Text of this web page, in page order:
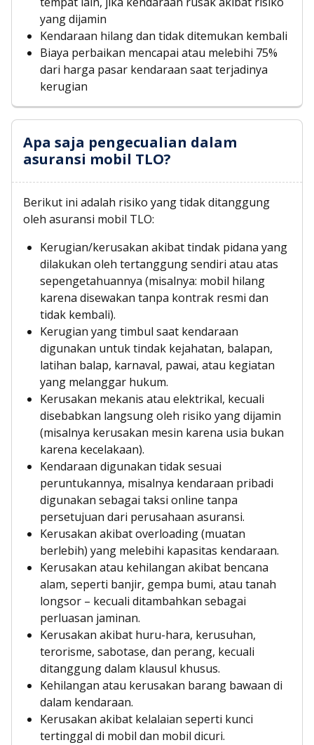
yang dijamin
Kendaraan hilang dan tidak ditemukan kembali
Biaya perbaikan mencapai atau melebihi 75%
dari harga pasar kendaraan saat terjadinya
kerugian
Apa saja pengecualian dalam
asuransi mobil TLO?
Berikut ini adalah risiko yang tidak ditanggung
oleh asuransi mobil TLO:
Kerugian/kerusakan akibat tindak pidana yang
dilakukan oleh tertanggung sendiri atau atas
sepengetahuannya (misalnya: mobil hilang
karena disewakan tanpa kontrak resmi dan
tidak kembali).
Kerugian yang timbul saat kendaraan
digunakan untuk tindak kejahatan, balapan,
latihan balap, karnaval, pawai, atau kegiatan
yang melanggar hukum.
Kerusakan mekanis atau elektrikal, kecuali
disebabkan langsung oleh risiko yang dijamin
(misalnya kerusakan mesin karena usia bukan
karena kecelakaan).
Kendaraan digunakan tidak sesuai
peruntukannya, misalnya kendaraan pribadi
digunakan sebagai taksi online tanpa
persetujuan dari perusahaan asuransi.
Kerusakan akibat overloading (muatan
berlebih) yang melebihi kapasitas kendaraan.
Kerusakan atau kehilangan akibat bencana
alam, seperti banjir, gempa bumi, atau tanah
longsor – kecuali ditambahkan sebagai
perluasan jaminan.
Kerusakan akibat huru-hara, kerusuhan,
terorisme, sabotase, dan perang, kecuali
ditanggung dalam klausul khusus.
Kehilangan atau kerusakan barang bawaan di
dalam kendaraan.
Kerusakan akibat kelalaian seperti kunci
tertinggal di mobil dan mobil dicuri.